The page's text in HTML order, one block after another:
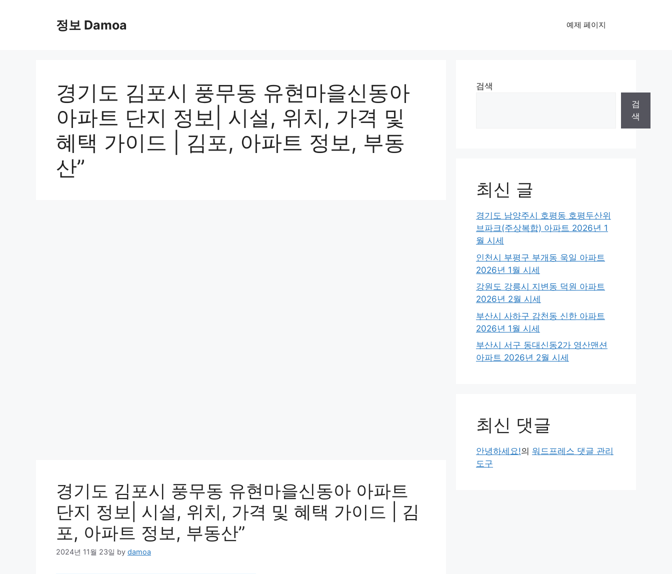
정보 Damoa 예제 페이지
경기도 김포시 풍무동 유현마을신동아
아파트 단지 정보| 시설, 위치, 가격 및
혜택 가이드 | 김포, 아파트 정보, 부동
산”
경기도 김포시 풍무동 유현마을신동아 아파트
단지 정보| 시설, 위치, 가격 및 혜택 가이드 | 김
포, 아파트 정보, 부동산”
2024년 11월 23일 by damoa
검색
검
색
최신 글
경기도 남양주시 호평동 호평두산위
브파크(주상복합) 아파트 2026년 1
월 시세
인천시 부평구 부개동 욱일 아파트
2026년 1월 시세
강원도 강릉시 지변동 덕원 아파트
2026년 2월 시세
부산시 사하구 감천동 신한 아파트
2026년 1월 시세
부산시 서구 동대신동2가 영산맨션
아파트 2026년 2월 시세
최신 댓글
안녕하세요!의 워드프레스 댓글 관리
도구